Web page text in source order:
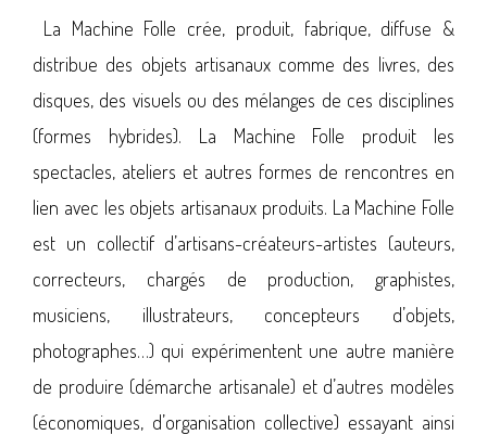
La Machine Folle crée, produit, fabrique, diffuse &
distribue des objets artisanaux comme des livres, des
disques, des visuels ou des mélanges de ces disciplines
(formes hybrides). La Machine Folle produit les
spectacles, ateliers et autres formes de rencontres en
lien avec les objets artisanaux produits. La Machine Folle
est un collectif d’artisans-créateurs-artistes (auteurs,
correcteurs, chargés de production, graphistes,
musiciens, illustrateurs, concepteurs d’objets,
photographes…) qui expérimentent une autre manière
de produire (démarche artisanale) et d’autres modèles
(économiques, d’organisation collective) essayant ainsi